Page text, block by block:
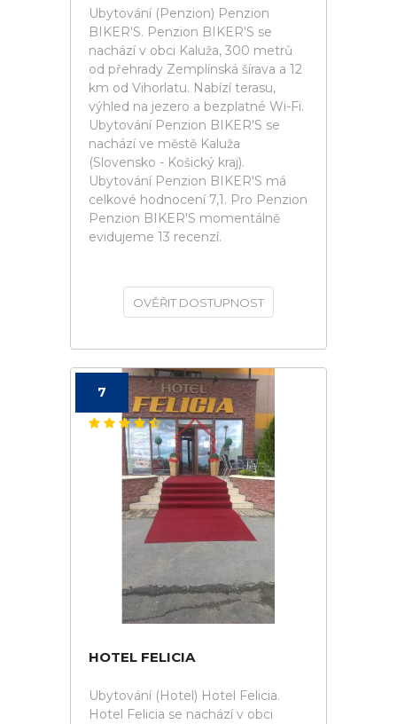
Ubytování (Penzion) Penzion
BIKER'S. Penzion BIKER'S se
nachází v obci Kaluža, 300 metrů
od přehrady Zemplínská šírava a 12
km od Vihorlatu. Nabízí terasu,
výhled na jezero a bezplatné Wi-Fi.
Ubytování Penzion BIKER'S se
nachází ve městě Kaluža
(Slovensko - Košický kraj).
Ubytování Penzion BIKER'S má
celkové hodnocení 7,1. Pro Penzion
Penzion BIKER'S momentálně
evidujeme 13 recenzí.
OVĚŘIT DOSTUPNOST
7
HOTEL FELICIA
Ubytování (Hotel) Hotel Felicia.
Hotel Felicia se nachází v obci